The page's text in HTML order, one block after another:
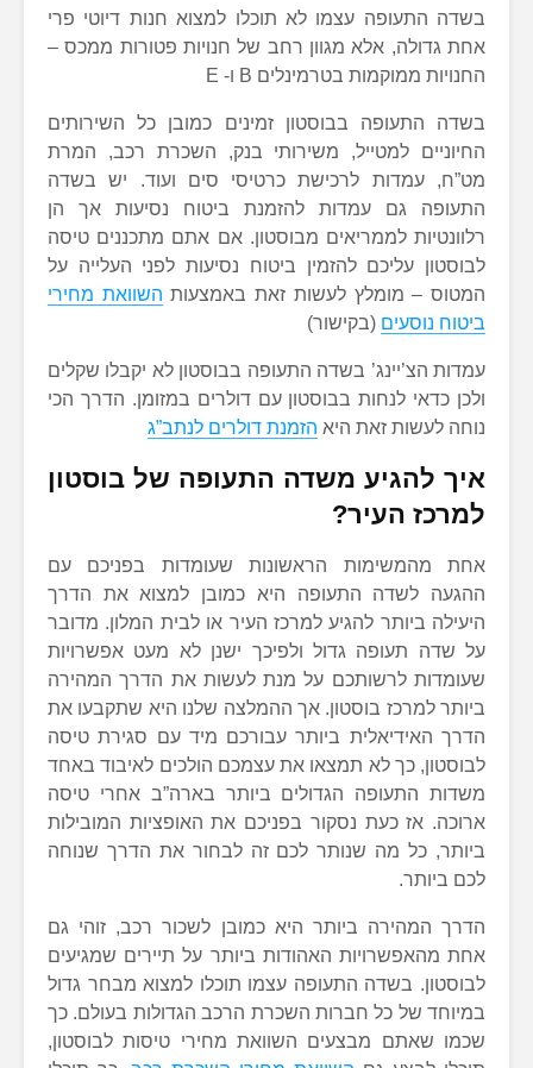
בשדה התעופה עצמו לא תוכלו למצוא חנות דיוטי פרי
אחת גדולה, אלא מגוון רחב של חנויות פטורות ממכס –
החנויות ממוקמות בטרמינלים B ו- E
בשדה התעופה בבוסטון זמינים כמובן כל השירותים
החיוניים למטייל, משירותי בנק, השכרת רכב, המרת
מט”ח, עמדות לרכישת כרטיסי סים ועוד. יש בשדה
התעופה גם עמדות להזמנת ביטוח נסיעות אך הן
רלוונטיות לממריאים מבוסטון. אם אתם מתכננים טיסה
לבוסטון עליכם להזמין ביטוח נסיעות לפני העלייה על
המטוס – מומלץ לעשות זאת באמצעות השוואת מחירי
ביטוח נוסעים (בקישור)
עמדות הצ’יינג’ בשדה התעופה בבוסטון לא יקבלו שקלים
ולכן כדאי לנחות בבוסטון עם דולרים במזומן. הדרך הכי
נוחה לעשות זאת היא הזמנת דולרים לנתב”ג
איך להגיע משדה התעופה של בוסטון
למרכז העיר?
אחת מהמשימות הראשונות שעומדות בפניכם עם
ההגעה לשדה התעופה היא כמובן למצוא את הדרך
היעילה ביותר להגיע למרכז העיר או לבית המלון. מדובר
על שדה תעופה גדול ולפיכך ישנן לא מעט אפשרויות
שעומדות לרשותכם על מנת לעשות את הדרך המהירה
ביותר למרכז בוסטון. אך ההמלצה שלנו היא שתקבעו את
הדרך האידיאלית ביותר עבורכם מיד עם סגירת טיסה
לבוסטון, כך לא תמצאו את עצמכם הולכים לאיבוד באחד
משדות התעופה הגדולים ביותר בארה”ב אחרי טיסה
ארוכה. אז כעת נסקור בפניכם את האופציות המובילות
ביותר, כל מה שנותר לכם זה לבחור את הדרך שנוחה
לכם ביותר.
הדרך המהירה ביותר היא כמובן לשכור רכב, זוהי גם
אחת מהאפשרויות האהודות ביותר על תיירים שמגיעים
לבוסטון. בשדה התעופה עצמו תוכלו למצוא מבחר גדול
במיוחד של כל חברות השכרת הרכב הגדולות בעולם. כך
שכמו שאתם מבצעים השוואת מחירי טיסות לבוסטון,